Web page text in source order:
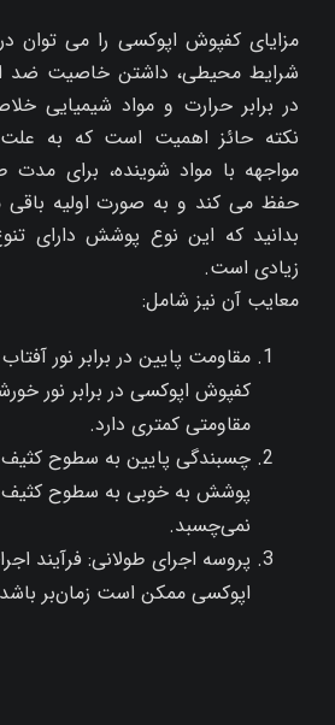
مزایای کفپوش اپوکسی را می توان در
شرایط محیطی، داشتن خاصیت ضد
در برابر حرارت و مواد شیمیایی
نکته حائز اهمیت است که به
مواجهه با مواد شوینده، برای مدت
حفظ می کند و به صورت اولیه
بدانید که این نوع پوشش دارای
زیادی است.
معایب آن نیز شامل:
مقاومتی کمتری دارد.
چسبندگی پایین به سطوح
پوشش به خوبی به سطوح
نمی‌چسبد.
پروسه اجرای طولانی: فرآیند
اپوکسی ممکن است زمان‌بر